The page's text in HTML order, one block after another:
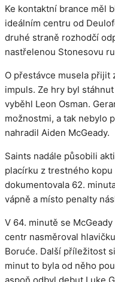
Ke kontaktní brance měl
ideálním centru od
druhé straně rozhodčí
nastřelenou Stonesovu
O přestávce musela přijit
impuls. Ze hry byl
vyběhl Leon Osman.
možnostmi, a tak nebylo
nahradil Aiden McGeady.
Saints nadále působili
placírku z trestného
dokumentovala 62.
vápně a místo penalty
V 64. minutě se
centr nasměroval
Boruće. Další příležitost
minut to byla od něho